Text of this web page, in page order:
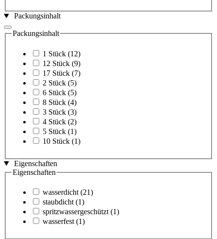
Packungsinhalt
Packungsinhalt
1 Stück (12)
12 Stück (9)
17 Stück (7)
2 Stück (5)
6 Stück (5)
8 Stück (4)
3 Stück (3)
4 Stück (2)
5 Stück (1)
10 Stück (1)
Eigenschaften
Eigenschaften
wasserdicht (21)
staubdicht (1)
spritzwassergeschützt (1)
wasserfest (1)